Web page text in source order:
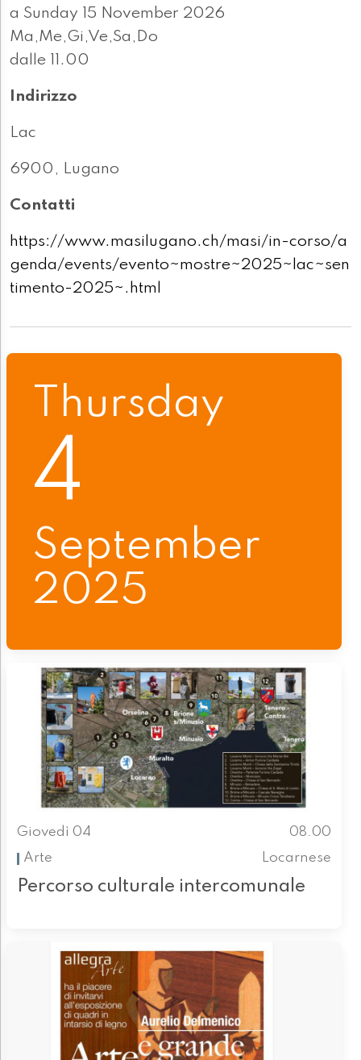
a Sunday 15 November 2026
Ma,Me,Gi,Ve,Sa,Do
dalle 11.00
Indirizzo
Lac
6900, Lugano
Contatti
https://www.masilugano.ch/masi/in-corso/a
genda/events/evento~mostre~2025~lac~sen
timento-2025~.html
Thursday
4
September
2025
Giovedì 04
08.00
Arte
Locarnese
Percorso culturale intercomunale